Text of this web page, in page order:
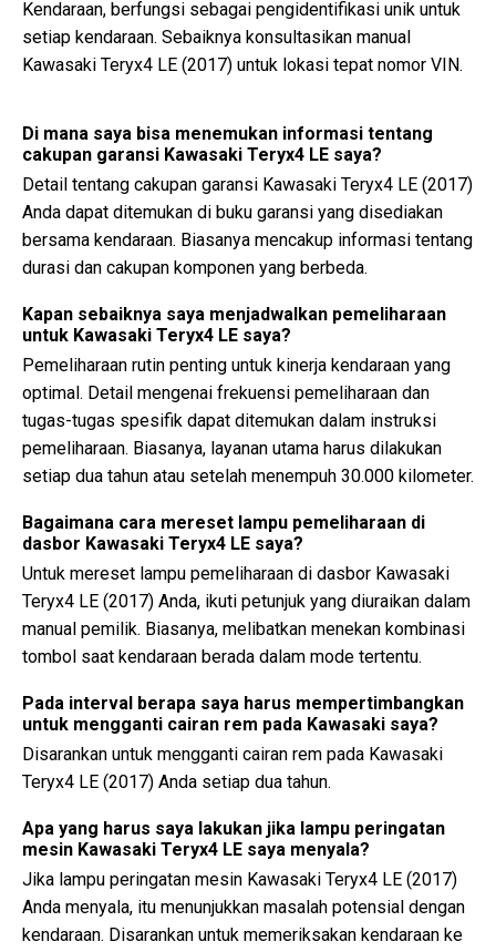
Kendaraan, berfungsi sebagai pengidentifikasi unik untuk
setiap kendaraan. Sebaiknya konsultasikan manual
Kawasaki Teryx4 LE (2017) untuk lokasi tepat nomor VIN.
Di mana saya bisa menemukan informasi tentang
cakupan garansi Kawasaki Teryx4 LE saya?
Detail tentang cakupan garansi Kawasaki Teryx4 LE (2017)
Anda dapat ditemukan di buku garansi yang disediakan
bersama kendaraan. Biasanya mencakup informasi tentang
durasi dan cakupan komponen yang berbeda.
Kapan sebaiknya saya menjadwalkan pemeliharaan
untuk Kawasaki Teryx4 LE saya?
Pemeliharaan rutin penting untuk kinerja kendaraan yang
optimal. Detail mengenai frekuensi pemeliharaan dan
tugas-tugas spesifik dapat ditemukan dalam instruksi
pemeliharaan. Biasanya, layanan utama harus dilakukan
setiap dua tahun atau setelah menempuh 30.000 kilometer.
Bagaimana cara mereset lampu pemeliharaan di
dasbor Kawasaki Teryx4 LE saya?
Untuk mereset lampu pemeliharaan di dasbor Kawasaki
Teryx4 LE (2017) Anda, ikuti petunjuk yang diuraikan dalam
manual pemilik. Biasanya, melibatkan menekan kombinasi
tombol saat kendaraan berada dalam mode tertentu.
Pada interval berapa saya harus mempertimbangkan
untuk mengganti cairan rem pada Kawasaki saya?
Disarankan untuk mengganti cairan rem pada Kawasaki
Teryx4 LE (2017) Anda setiap dua tahun.
Apa yang harus saya lakukan jika lampu peringatan
mesin Kawasaki Teryx4 LE saya menyala?
Jika lampu peringatan mesin Kawasaki Teryx4 LE (2017)
Anda menyala, itu menunjukkan masalah potensial dengan
kendaraan. Disarankan untuk memeriksakan kendaraan ke